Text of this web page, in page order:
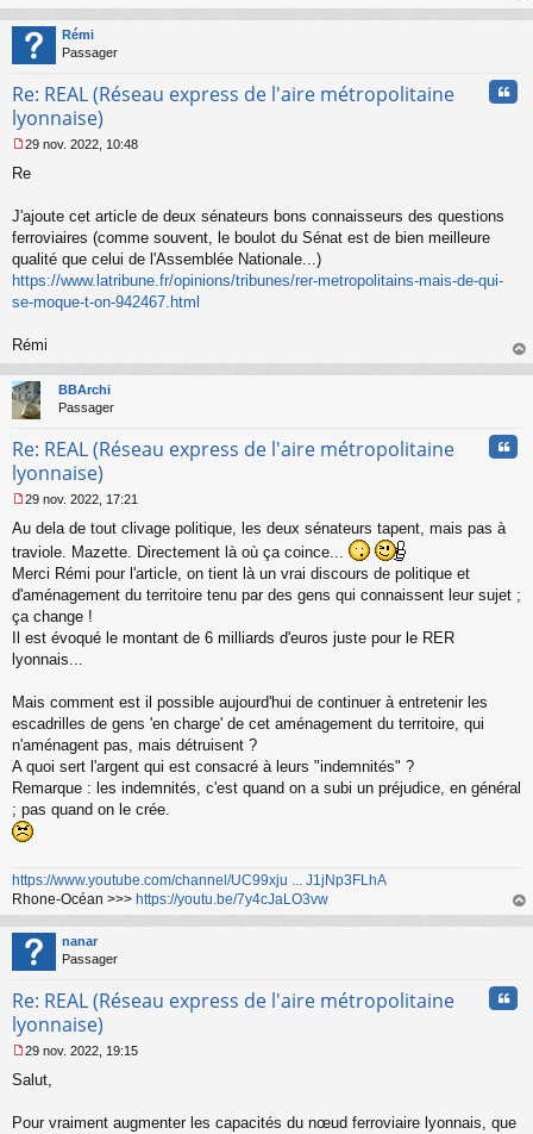
au
Rémi
Passager
Re: REAL (Réseau express de l'aire métropolitaine
lyonnaise)
e
s
a
g
e
n
o
l
u
29 nov. 2022, 10:48
Re
J'ajoute cet article de deux sénateurs bons connaisseurs des questions
ferroviaires (comme souvent, le boulot du Sénat est de bien meilleure
qualité que celui de l'Assemblée Nationale...)
https://www.latribune.fr/opinions/tribunes/rer-metropolitains-mais-de-qui-
se-moque-t-on-942467.html
Rémi
au
BBArchi
Passager
Re: REAL (Réseau express de l'aire métropolitaine
lyonnaise)
e
s
a
g
e
n
o
u
29 nov. 2022, 17:21
Au dela de tout clivage politique, les deux sénateurs tapent, mais pas à
traviole. Mazette. Directement là où ça coince...
Merci Rémi pour l'article, on tient là un vrai discours de politique et
d'aménagement du territoire tenu par des gens qui connaissent leur sujet ;
ça change !
Il est évoqué le montant de 6 milliards d'euros juste pour le RER
lyonnais...
Mais comment est il possible aujourd'hui de continuer à entretenir les
escadrilles de gens 'en charge' de cet aménagement du territoire, qui
n'aménagent pas, mais détruisent ?
A quoi sert l'argent qui est consacré à leurs "indemnités" ?
Remarque : les indemnités, c'est quand on a subi un préjudice, en général
; pas quand on le crée.
https://www.youtube.com/channel/UC99xju ... J1jNp3FLhA
Rhone-Océan >>> https://youtu.be/7y4cJaLO3vw
au
nanar
Passager
Re: REAL (Réseau express de l'aire métropolitaine
lyonnaise)
e
s
29 nov. 2022, 19:15
Salut,
Pour vraiment augmenter les capacités du nœud ferroviaire lyonnais, que